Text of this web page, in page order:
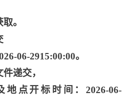
。
06-2915:00:00。
递交，
地点开标时间： 2026-06-